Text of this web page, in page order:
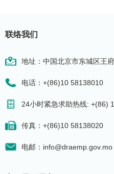
联络我们
地址：中国北京市东城区王
电话：+(86)10 58138010
24小时紧急求助热线: +(86)
传真：+(86)10 58138020
电邮：info@draemp.gov.mo